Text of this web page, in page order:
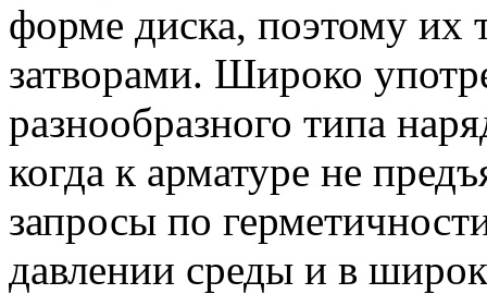
форме диска, поэтому их
затворами. Широко
разнообразного типа
когда к арматуре не
запросы по
давлении среды и в